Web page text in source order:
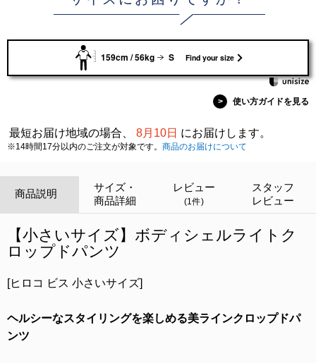
159cm / 56kg S Find your size
> 使い方ガイドを見る
最短お届け地域の場合、 8月10日 にお届けします。
※14時間17分以内のご注文が対象です。 商品のお届けについて
商品説明
サイズ・
商品詳細
レビュー
(1件)
スタッフ
レビュー
【小さいサイズ】ボディシェルライトク
ロップドパンツ
[ヒロコ ビス 小さいサイズ]
ヘルシーなスタイリングを楽しめる美ラインクロップドパ
ンツ